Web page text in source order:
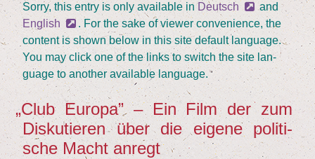
Sor­ry, this ent­ry is only available in Deutsch
and
Eng­lish
. For the sake of view­er con­ve­ni­ence, the
con­tent is shown below in this site default lan­guage.
You may click one of the links to switch the site lan­
guage to ano­ther available language.
„Club Euro­pa” – Ein Film der zum
Dis­ku­tie­ren über die eige­ne poli­ti­
sche Macht anregt